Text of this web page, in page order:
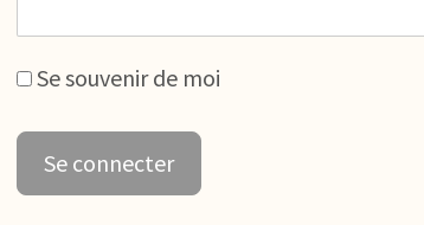
Se souvenir de moi